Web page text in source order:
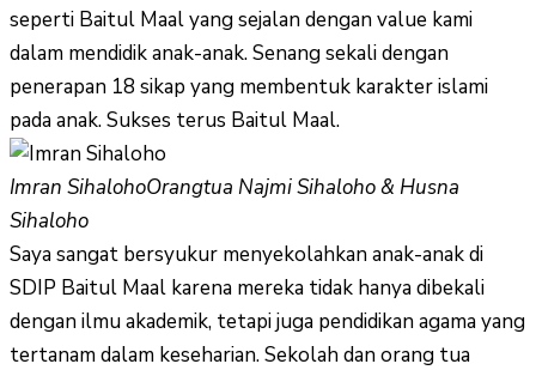
seperti Baitul Maal yang sejalan dengan value kami
dalam mendidik anak-anak. Senang sekali dengan
penerapan 18 sikap yang membentuk karakter islami
pada anak. Sukses terus Baitul Maal.
Imran SihalohoOrangtua Najmi Sihaloho & Husna
Sihaloho
Saya sangat bersyukur menyekolahkan anak-anak di
SDIP Baitul Maal karena mereka tidak hanya dibekali
dengan ilmu akademik, tetapi juga pendidikan agama yang
tertanam dalam keseharian. Sekolah dan orang tua